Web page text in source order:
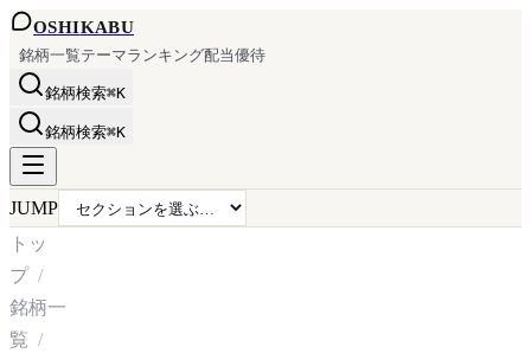
OSHIKABU
銘柄一覧テーマランキング配当優待
銘柄検索⌘K
銘柄検索⌘K
JUMP
トッ
プ
銘柄一
覧